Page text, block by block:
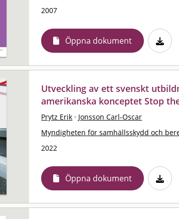
2007
Öppna dokument
Utveckling av ett svenskt
amerikanska konceptet Stop
Prytz Erik · Jonsson Carl-Oscar
Myndigheten för samhällsskydd och
2022
Öppna dokument